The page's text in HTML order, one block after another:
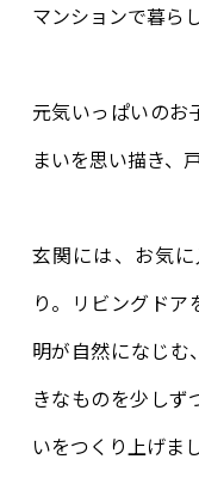
マンションで暮ら
元気いっぱいのお
まいを思い描き、
玄関には、お気
り。リビングド
明が自然になじむ
きなものを少しず
いをつくり上げま